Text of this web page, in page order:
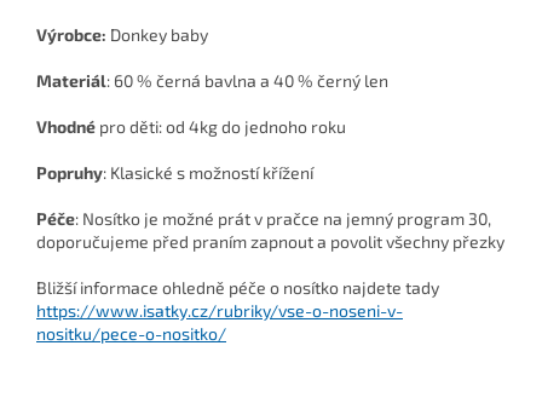
Výrobce: Donkey baby
Materiál: 60 % černá bavlna a 40 % černý len
Vhodné pro děti: od 4kg do jednoho roku
Popruhy: Klasické s možností křížení
Péče: Nosítko je možné prát v pračce na jemný program 30,
doporučujeme před praním zapnout a povolit všechny přezky
Bližší informace ohledně péče o nosítko najdete tady
https://www.isatky.cz/rubriky/vse-o-noseni-v-
nositku/pece-o-nositko/